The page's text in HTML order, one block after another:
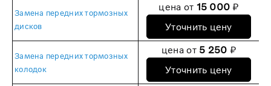
Замена передних тормозных
дисков
цена от 15 000 ₽
Уточнить цену
Замена передних тормозных
колодок
цена от 5 250 ₽
Уточнить цену